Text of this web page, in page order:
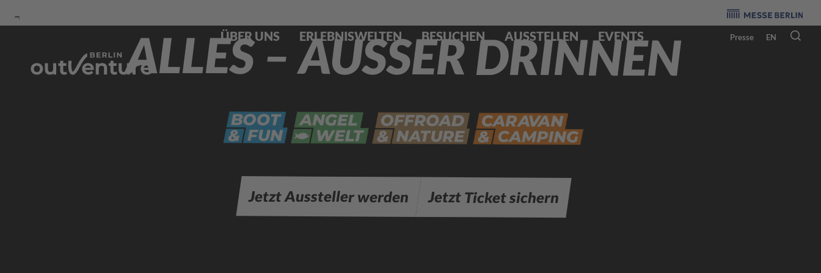
Zur
Hauptinhalt
Veranstalter:
ÜBER UNS ERLEBNISWELTEN BESUCHEN AUSSTELLEN EVENTS Presse EN
ALLES – AUSSER DRINNEN
Jetzt Aussteller werden Jetzt Ticket sichern